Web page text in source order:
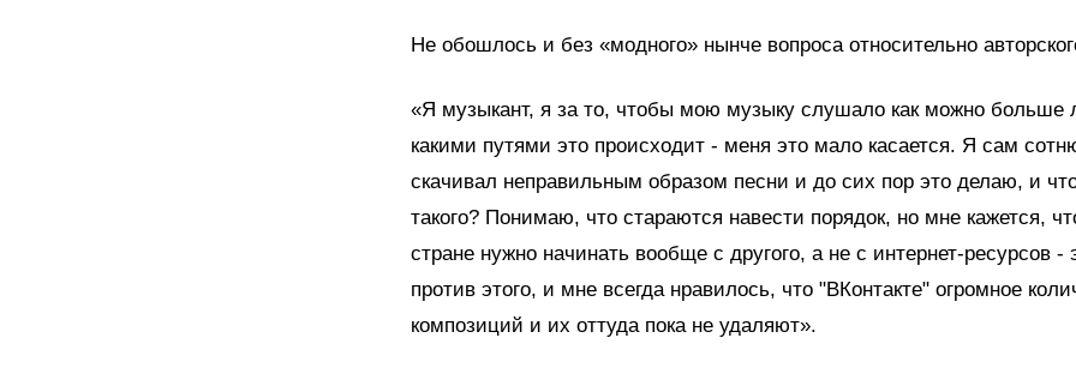
Не обошлось и без «модного» нынче вопроса относительно
«Я музыкант, я за то, чтобы мою музыку слушало как можно больше
какими путями это происходит - меня это мало касается. Я сам
скачивал неправильным образом песни и до сих пор это делаю, и
такого? Понимаю, что стараются навести порядок, но мне кажется,
стране нужно начинать вообще с другого, а не с интернет-ресурсов -
против этого, и мне всегда нравилось, что "ВКонтакте" огромное
композиций и их оттуда пока не удаляют».